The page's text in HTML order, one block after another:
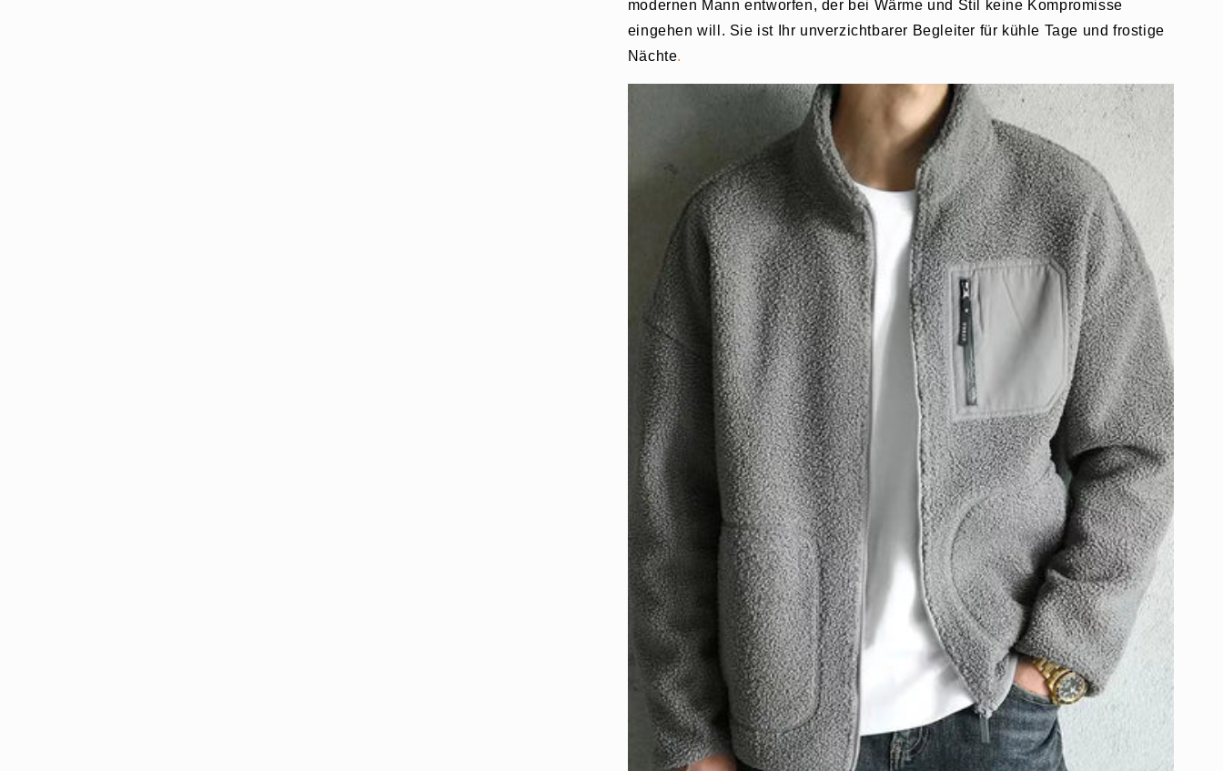
modernen Mann entworfen, der bei Wärme und Stil keine Kompromisse
eingehen will. Sie ist Ihr unverzichtbarer Begleiter für kühle Tage und frostige
Nächte.